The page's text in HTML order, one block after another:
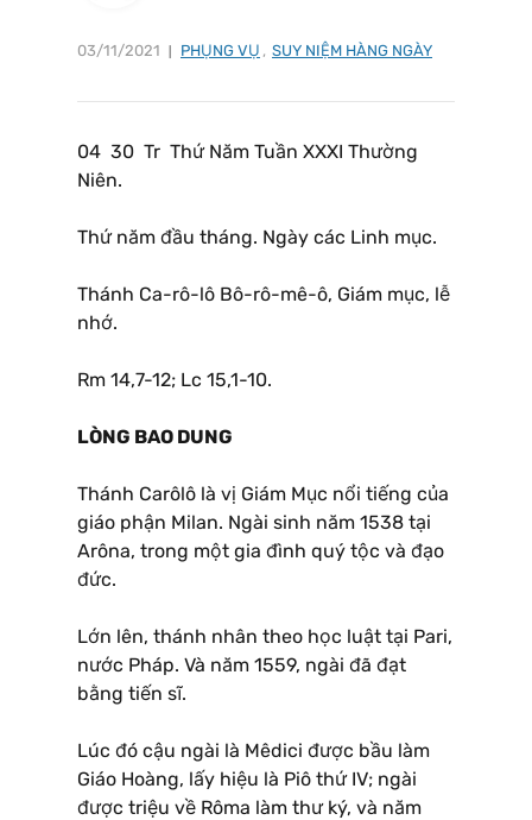
03/11/2021 PHỤNG VỤ , SUY NIỆM HÀNG NGÀY
04 30 Tr Thứ Năm Tuần XXXI Thường
Niên.
Thứ năm đầu tháng. Ngày các Linh mục.
Thánh Ca-rô-lô Bô-rô-mê-ô, Giám mục, lễ
nhớ.
Rm 14,7-12; Lc 15,1-10.
LÒNG BAO DUNG
Thánh Carôlô là vị Giám Mục nổi tiếng của
giáo phận Milan. Ngài sinh năm 1538 tại
Arôna, trong một gia đình quý tộc và đạo
đức.
Lớn lên, thánh nhân theo học luật tại Pari,
nước Pháp. Và năm 1559, ngài đã đạt
bằng tiến sĩ.
Lúc đó cậu ngài là Mêdici được bầu làm
Giáo Hoàng, lấy hiệu là Piô thứ IV; ngài
được triệu về Rôma làm thư ký, và năm